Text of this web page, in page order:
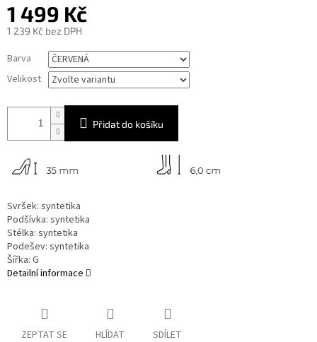
1 499 Kč
1 239 Kč bez DPH
cena:
Barva
Velikost
Přidat do košíku
Svršek: syntetika
Podšívka: syntetika
Stélka: syntetika
Podešev: syntetika
Šířka: G
Detailní informace
ZEPTAT SE HLÍDAT SDÍLET